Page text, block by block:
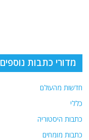
מדורי כתבות נוספים
חדשות מהעולם
כללי
כתבות היסטוריה
כתבות מומחים